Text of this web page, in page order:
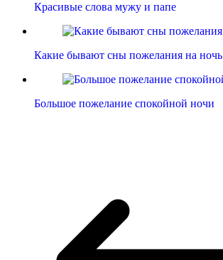
Красивые слова мужу и папе
Какие бывают сны пожелания на ночь
Большое пожелание спокойной ночи